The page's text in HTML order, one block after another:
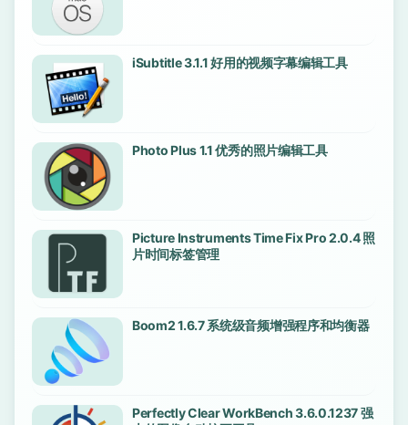
iSubtitle 3.1.1 好用的视频字幕编辑工具
Photo Plus 1.1 优秀的照片编辑工具
Picture Instruments Time Fix Pro 2.0.4 照
片时间标签管理
Boom2 1.6.7 系统级音频增强程序和均衡器
Perfectly Clear WorkBench 3.6.0.1237 强